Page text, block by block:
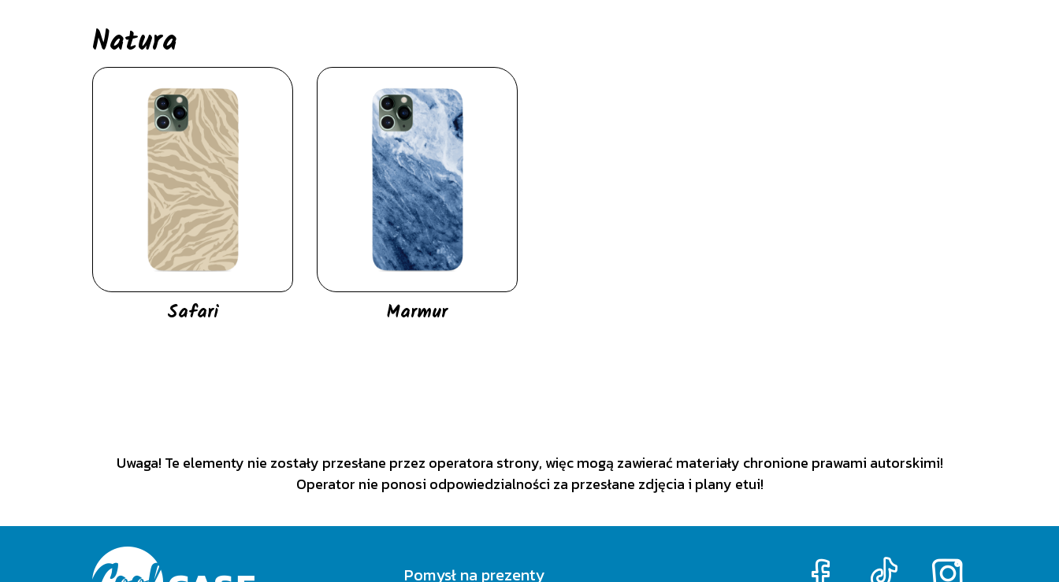
Natura
Safari Marmur
Uwaga! Te elementy nie zostały przesłane przez operatora strony, więc mogą zawierać materiały chronione prawami autorskimi!
Operator nie ponosi odpowiedzialności za przesłane zdjęcia i plany etui!
Pomysł na prezenty